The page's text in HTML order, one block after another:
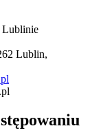
Lublinie
Lublin,